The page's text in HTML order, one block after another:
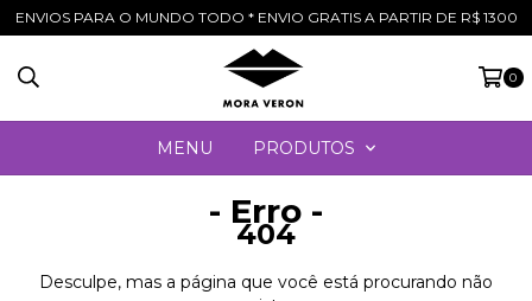
ENVIOS PARA O MUNDO TODO * ENVIO GRATIS A PARTIR DE R$ 1300
0
MENU PRODUTOS
- Erro -
404
Desculpe, mas a página que você está procurando não